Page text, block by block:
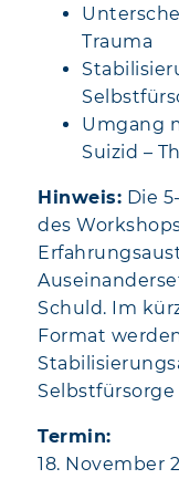
Trauma
Umgang
Suizid –
Hinweis: Die
des
Schuld. Im
Format
Termin:
18. November